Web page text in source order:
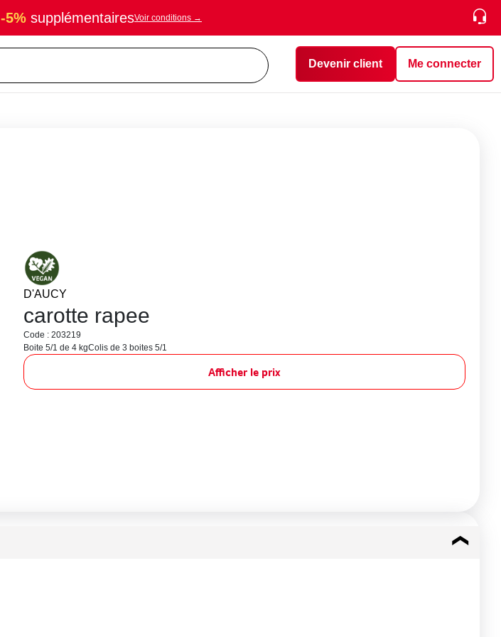
-5% supplémentairesVoir conditions →
Devenir client Me connecter
D'AUCY
carotte rapee
Code : 203219
Boite 5/1 de 4 kgColis de 3 boites 5/1
Afficher le prix